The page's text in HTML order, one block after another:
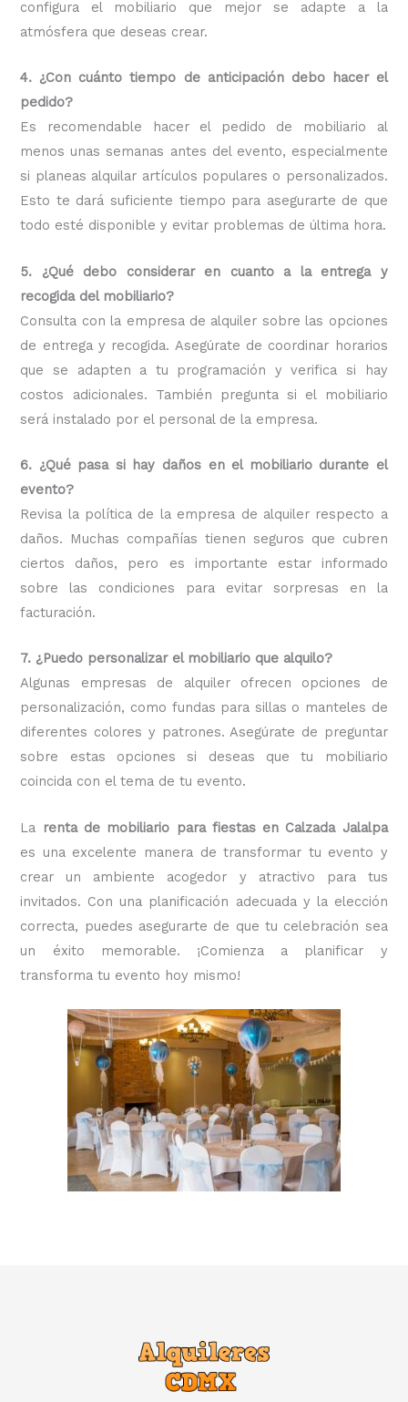
configura el mobiliario que mejor se adapte a la
atmósfera que deseas crear.
4. ¿Con cuánto tiempo de anticipación debo hacer el
pedido?
Es recomendable hacer el pedido de mobiliario al
menos unas semanas antes del evento, especialmente
si planeas alquilar artículos populares o personalizados.
Esto te dará suficiente tiempo para asegurarte de que
todo esté disponible y evitar problemas de última hora.
5. ¿Qué debo considerar en cuanto a la entrega y
recogida del mobiliario?
Consulta con la empresa de alquiler sobre las opciones
de entrega y recogida. Asegúrate de coordinar horarios
que se adapten a tu programación y verifica si hay
costos adicionales. También pregunta si el mobiliario
será instalado por el personal de la empresa.
6. ¿Qué pasa si hay daños en el mobiliario durante el
evento?
Revisa la política de la empresa de alquiler respecto a
daños. Muchas compañías tienen seguros que cubren
ciertos daños, pero es importante estar informado
sobre las condiciones para evitar sorpresas en la
facturación.
7. ¿Puedo personalizar el mobiliario que alquilo?
Algunas empresas de alquiler ofrecen opciones de
personalización, como fundas para sillas o manteles de
diferentes colores y patrones. Asegúrate de preguntar
sobre estas opciones si deseas que tu mobiliario
coincida con el tema de tu evento.
La renta de mobiliario para fiestas en Calzada Jalalpa
es una excelente manera de transformar tu evento y
crear un ambiente acogedor y atractivo para tus
invitados. Con una planificación adecuada y la elección
correcta, puedes asegurarte de que tu celebración sea
un éxito memorable. ¡Comienza a planificar y
transforma tu evento hoy mismo!